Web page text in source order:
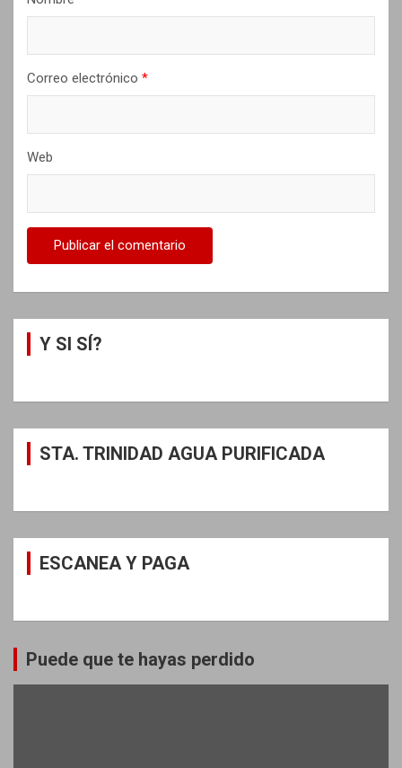
Correo electrónico *
Web
Y SI SÍ?
STA. TRINIDAD AGUA PURIFICADA
ESCANEA Y PAGA
Puede que te hayas perdido